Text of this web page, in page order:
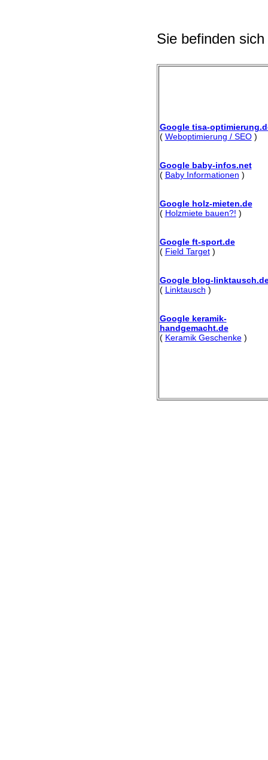
Sie befinden
Google tisa-
( Weboptimierung / SEO)
Google baby-infos.net
( Baby Informationen )
Google holz-mieten.de
( Holzmiete bauen?! )
Google ft-sport.de
( Field Target)
Google blog-
( Linktausch )
Google keramik-
handgemacht.de
( Keramik Geschenke)